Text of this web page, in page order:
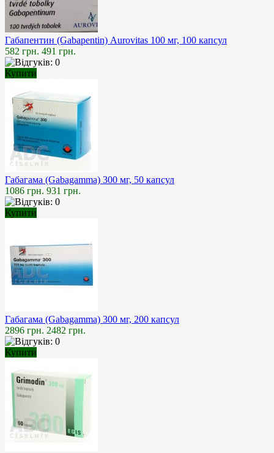
Габапентин (Gabapentin) Aurovitas 100 мг, 100 капсул
582 грн. 491 грн.
Купити
Габагама (Gabagamma) 300 мг, 50 капсул
1086 грн. 931 грн.
Купити
Габагама (Gabagamma) 300 мг, 200 капсул
2896 грн. 2482 грн.
Купити